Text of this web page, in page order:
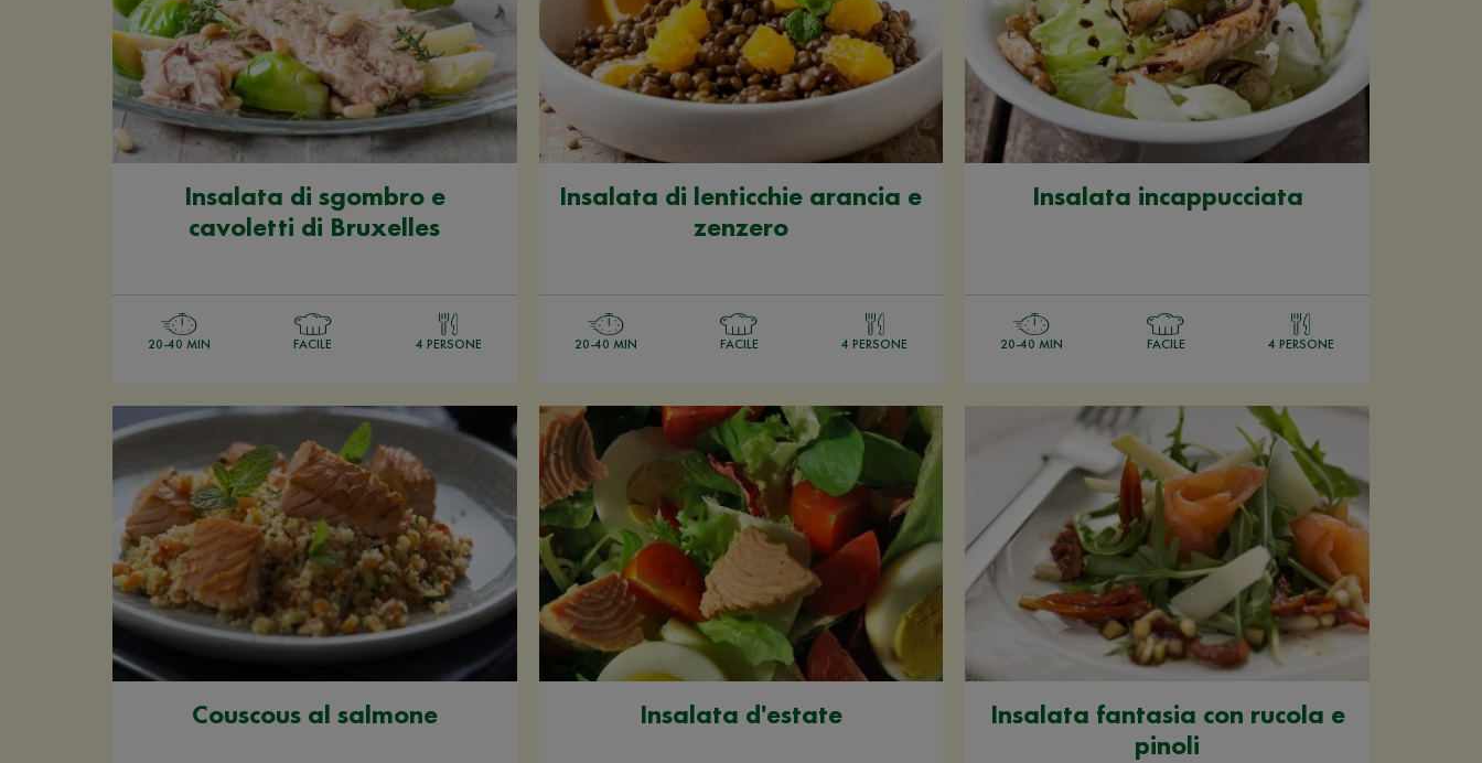
Insalata di sgombro e
cavoletti di Bruxelles
20-40 MIN FACILE 4 PERSONE
Insalata di lenticchie arancia e
zenzero
20-40 MIN FACILE 4 PERSONE
Insalata incappucciata
20-40 MIN FACILE 4 PERSONE
Couscous al salmone Insalata d'estate
Insalata fantasia con rucola e
pinoli